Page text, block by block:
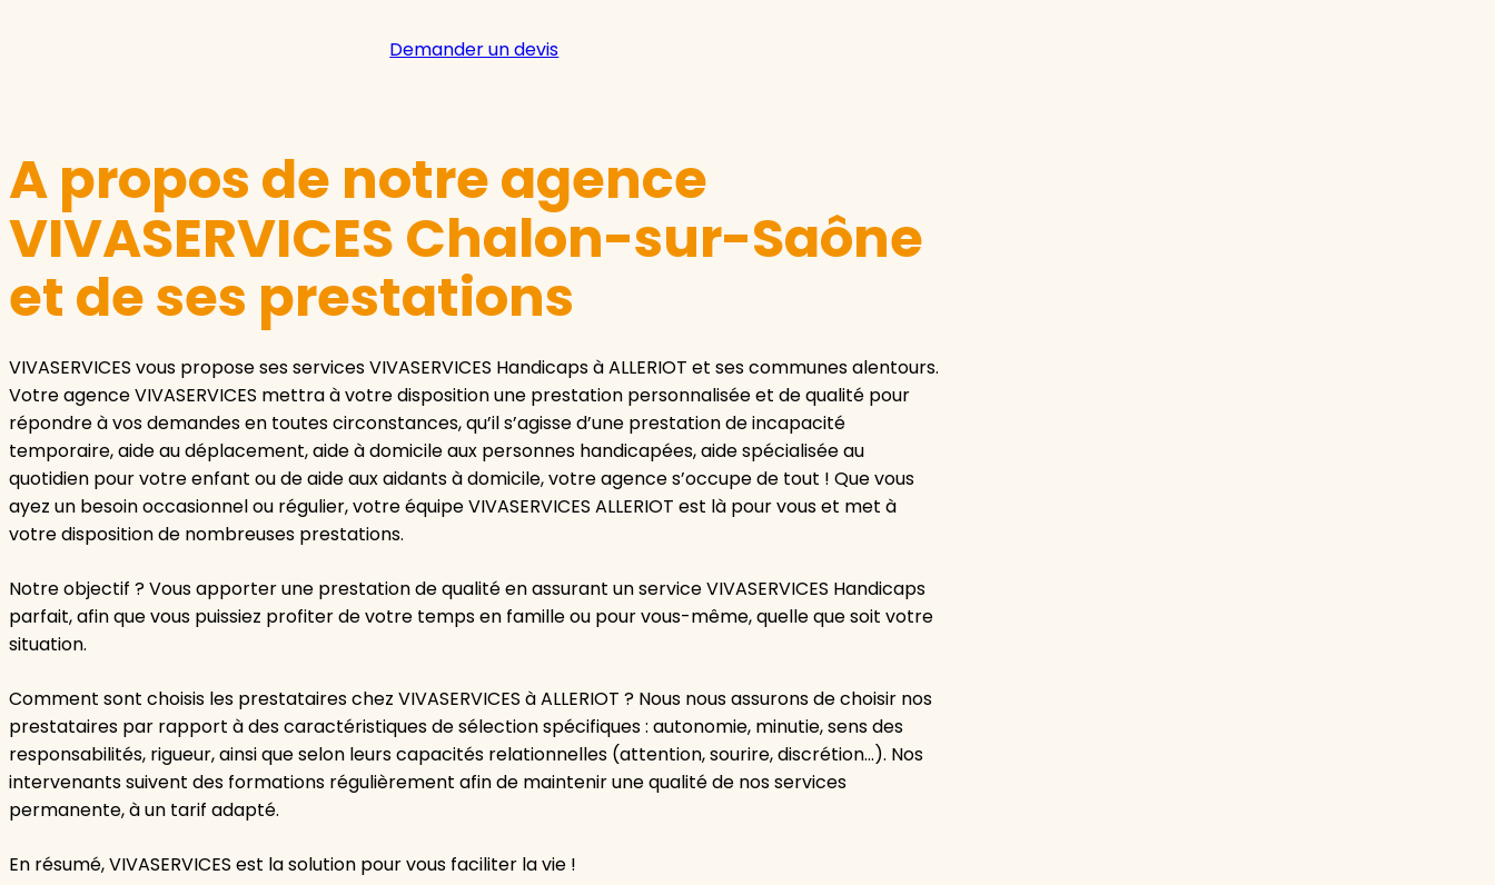
Demander un devis
A propos de notre agence
VIVASERVICES Chalon-sur-Saône
et de ses prestations
VIVASERVICES vous propose ses services VIVASERVICES Handicaps à ALLERIOT et ses communes alentours.
Votre agence VIVASERVICES mettra à votre disposition une prestation personnalisée et de qualité pour
répondre à vos demandes en toutes circonstances, qu’il s’agisse d’une prestation de incapacité
temporaire, aide au déplacement, aide à domicile aux personnes handicapées, aide spécialisée au
quotidien pour votre enfant ou de aide aux aidants à domicile, votre agence s’occupe de tout ! Que vous
ayez un besoin occasionnel ou régulier, votre équipe VIVASERVICES ALLERIOT est là pour vous et met à
votre disposition de nombreuses prestations.
Notre objectif ? Vous apporter une prestation de qualité en assurant un service VIVASERVICES Handicaps
parfait, afin que vous puissiez profiter de votre temps en famille ou pour vous-même, quelle que soit votre
situation.
Comment sont choisis les prestataires chez VIVASERVICES à ALLERIOT ? Nous nous assurons de choisir nos
prestataires par rapport à des caractéristiques de sélection spécifiques : autonomie, minutie, sens des
responsabilités, rigueur, ainsi que selon leurs capacités relationnelles (attention, sourire, discrétion…). Nos
intervenants suivent des formations régulièrement afin de maintenir une qualité de nos services
permanente, à un tarif adapté.
En résumé, VIVASERVICES est la solution pour vous faciliter la vie !